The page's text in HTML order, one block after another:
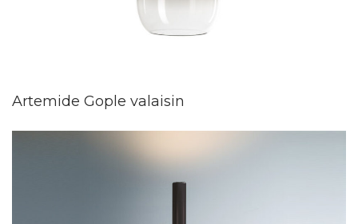
Artemide Gople valaisin